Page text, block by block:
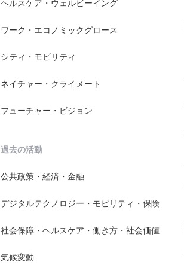
ヘルスケア・ウェルビーイング
ワーク・エコノミックグロース
シティ・モビリティ
ネイチャー・クライメート
フューチャー・ビジョン
過去の活動
公共政策・経済・金融
デジタルテクノロジー・モビリティ・保険
社会保障・ヘルスケア・働き方・社会価値
気候変動